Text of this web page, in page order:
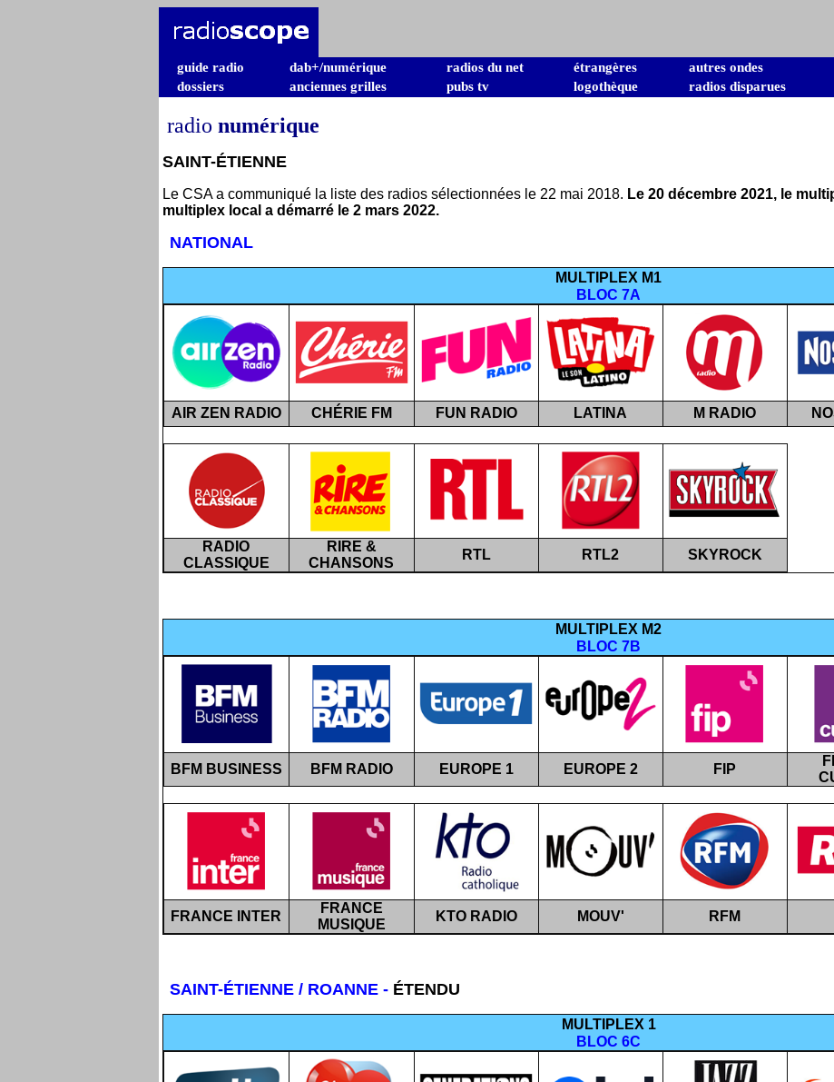
guide radio dab+/numérique radios du net étrangères autres ondes
dossiers
anciennes grilles pubs tv logothèque radios disparues
radio numérique
SAINT-ÉTIENNE
Le CSA a communiqué la liste des radios sélectionnées le 22 mai 2018. Le 20 décembre 2021, le
multiplex local a démarré le 2 mars 2022.
NATIONAL
MULTIPLEX M1
BLOC 7A
AIR ZEN RADIO CHÉRIE FM FUN RADIO LATINA M RADIO
RADIO
CLASSIQUE
RIRE &
CHANSONS
RTL RTL2 SKYROCK
MULTIPLEX M2
BLOC 7B
BFM BUSINESS BFM RADIO EUROPE 1 EUROPE 2 FIP
FRANCE INTER
FRANCE
MUSIQUE
KTO RADIO MOUV' RFM
SAINT-ÉTIENNE/ ROANNE - ÉTENDU
MULTIPLEX 1
BLOC 6C